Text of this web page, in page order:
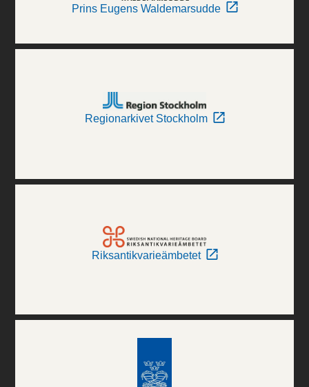
Prins Eugens Waldemarsudde
Regionarkivet Stockholm
Riksantikvarieämbetet